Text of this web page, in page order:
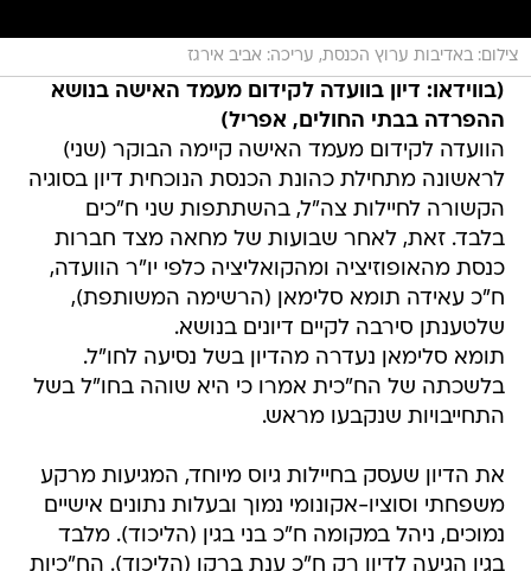
צילום: באדיבות ערוץ הכנסת, עריכה: אביב אירגז
(בווידאו: דיון בוועדה לקידום מעמד האישה בנושא
ההפרדה בבתי החולים, אפריל)
הוועדה לקידום מעמד האישה קיימה הבוקר (שני)
לראשונה מתחילת כהונת הכנסת הנוכחית דיון בסוגיה
הקשורה לחיילות צה"ל, בהשתתפות שני ח"כים
בלבד. זאת, לאחר שבועות של מחאה מצד חברות
כנסת מהאופוזיציה ומהקואליציה כלפי יו"ר הוועדה,
ח"כ עאידה תומא סלימאן (הרשימה המשותפת),
שלטענתן סירבה לקיים דיונים בנושא.
תומא סלימאן נעדרה מהדיון בשל נסיעה לחו"ל.
בלשכתה של הח"כית אמרו כי היא שוהה בחו"ל בשל
התחייבויות שנקבעו מראש.
את הדיון שעסק בחיילות גיוס מיוחד, המגיעות מרקע
משפחתי וסוציו-אקונומי נמוך ובעלות נתונים אישיים
נמוכים, ניהל במקומה ח"כ בני בגין (הליכוד). מלבד
בגין הגיעה לדיון רק ח"כ ענת ברקו (הליכוד). הח"כיות